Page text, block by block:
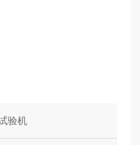
验机